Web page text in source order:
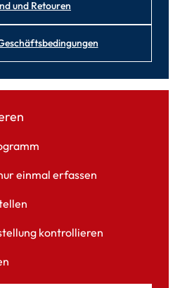
und Retouren
einmal erfassen
kontrollieren